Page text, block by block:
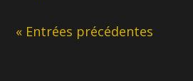
« Entrées précédentes